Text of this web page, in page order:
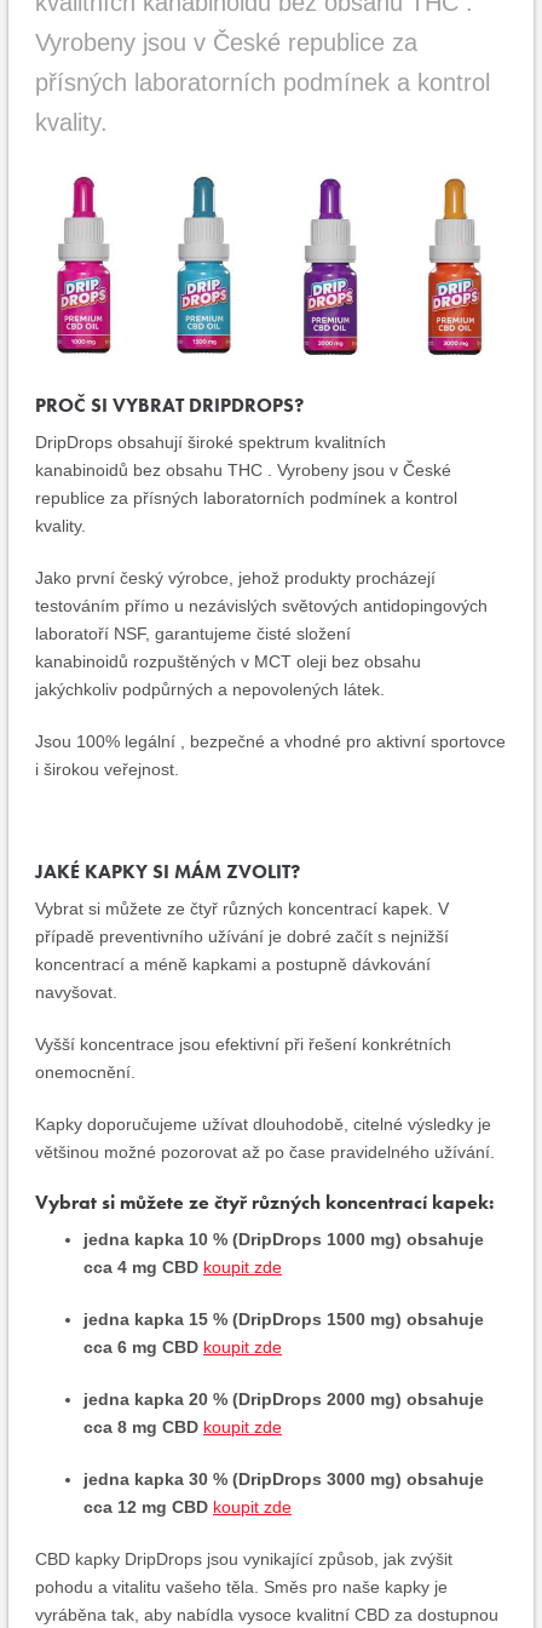
Vyrobeny jsou v České republice za
přísných laboratorních podmínek a kontrol
kvality.
PROČ SI VYBRAT DRIPDROPS?
DripDrops obsahují široké spektrum kvalitních
kanabinoidů bez obsahu THC . Vyrobeny jsou v České
republice za přísných laboratorních podmínek a kontrol
kvality.
Jako první český výrobce, jehož produkty procházejí
testováním přímo u nezávislých světových antidopingových
laboratoří NSF, garantujeme čisté složení
kanabinoidů rozpuštěných v MCT oleji bez obsahu
jakýchkoliv podpůrných a nepovolených látek.
Jsou 100% legální , bezpečné a vhodné pro aktivní sportovce
i širokou veřejnost.
JAKÉ KAPKY SI MÁM ZVOLIT?
Vybrat si můžete ze čtyř různých koncentrací kapek. V
případě preventivního užívání je dobré začít s nejnižší
koncentrací a méně kapkami a postupně dávkování
navyšovat.
Vyšší koncentrace jsou efektivní při řešení konkrétních
onemocnění.
Kapky doporučujeme užívat dlouhodobě, citelné výsledky je
většinou možné pozorovat až po čase pravidelného užívání.
Vybrat si můžete ze čtyř různých koncentrací kapek:
jedna kapka 10 % (DripDrops 1000 mg) obsahuje
cca 4 mg CBD koupit zde
jedna kapka 15 % (DripDrops 1500 mg) obsahuje
cca 6 mg CBD koupit zde
jedna kapka 20 % (DripDrops 2000 mg) obsahuje
cca 8 mg CBD koupit zde
jedna kapka 30 % (DripDrops 3000 mg) obsahuje
cca 12 mg CBD koupit zde
CBD kapky DripDrops jsou vynikající způsob, jak zvýšit
pohodu a vitalitu vašeho těla. Směs pro naše kapky je
vyráběna tak, aby nabídla vysoce kvalitní CBD za dostupnou